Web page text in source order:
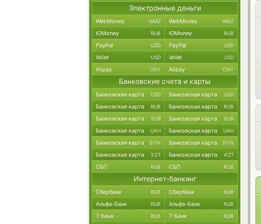
Электронные деньги
WebMoney WMZ WebMoney WMZ
ЮMoney RUB ЮMoney RUB
PayPal USD PayPal USD
Volet USD Volet USD
Alipay CNY Alipay CNY
Банковские счета и карты
Банковская карта USD Банковская карта USD
Банковская карта RUB Банковская карта RUB
Банковская карта EUR Банковская карта EUR
Банковская карта UAH Банковская карта UAH
Банковская карта BYN Банковская карта BYN
Банковская карта KZT Банковская карта KZT
СБП RUB СБП RUB
Интернет-банкинг
Сбербанк RUB Сбербанк RUB
Альфа-Банк RUB Альфа-Банк RUB
Т-Банк RUB Т-Банк RUB